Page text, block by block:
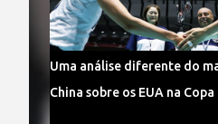
Uma análise diferente do
China sobre os EUA na